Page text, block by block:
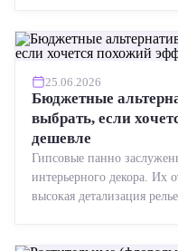
25.06.2026
Бюджетные
выбрать, если
дешевле
Гипсовые панно
интерьерного декора. Их
высокая детализация